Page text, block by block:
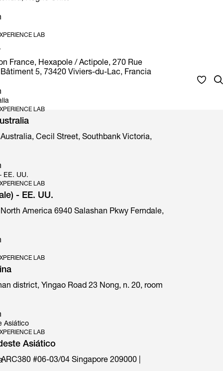
E1 Prima special edition
LAB
France, Hexapole / Actipole, 270 Rue
5, 73420 Viviers-du-Lac, Francia
LAB
Cecil Street, Southbank Victoria,
EE. UU.
LAB
- EE. UU.
America 6940 Salashan Pkwy Ferndale,
LAB
district, Yingao Road 23 Nong, n. 20, room
Asiático
LAB
Asiático
#06-03/04 Singapore 209000 |